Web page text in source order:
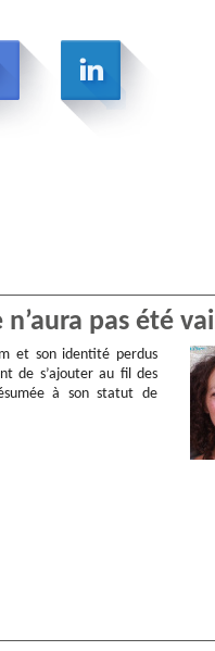
pas été
et son identité perdus
de s’ajouter au fil des
à son statut de